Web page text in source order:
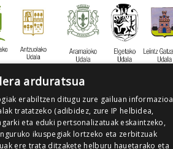
arduratsua
erabiltzen ditugu zure gailuan informazioa
tratatzeko (adibidez, zure IP helbidea,
eta eduki pertsonalizatuak eskaintzeko,
ikuspegiak lortzeko eta zerbitzuak
ere trata ditzakete helburu hauetarako eta